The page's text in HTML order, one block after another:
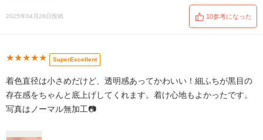
2025年04月26日投稿 10参考になった
★★★★★ SuperExcellent
着色直径は小さめだけど、透明感あってかわいい！細ふちが黒目の
存在感をちゃんと底上げしてくれます。着け心地もよかったです。
写真はノーマル無加工📷